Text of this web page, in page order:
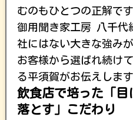
むのもひとつの正解で
御用聞き家工房 八千代
社にはない大きな強み
お客様から選ばれ続け
る平須賀がお伝えします
飲食店で培った「目
落とす」こだわり